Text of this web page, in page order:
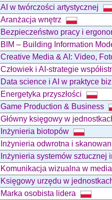
AI w twórczości artystycznej
Aranżacja wnętrz
Bezpieczeństwo pracy i
BIM – Building Information
Creative Media & AI: Video,
Człowiek i AI-strategie
Data science i AI w praktyce
Energetyka przyszłości
Game Production & Business
Główny księgowy w
Inżynieria biotopów
Inżynieria odwrotna i
Inżynieria systemów sztucznej
Komunikacja wizualna w
Księgowy urzędu w
Marka osobista lidera